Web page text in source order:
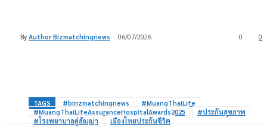
By Author Bizmatchingnews 06/07/2026 0
0
TAGS #binzmatchingnews
#MuangThaiLife
#MuangThaiLifeAssuranceHospitalAwards2025
#ประกันสุขภาพ
#โรงพยาบาลคู่สัญญา
เมืองไทยประกันชีวิต